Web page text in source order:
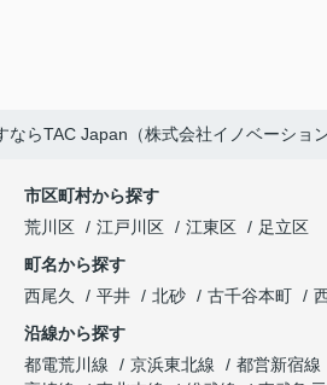
らTAC Japan（株式会社イノベーション
市区町村から探す
荒川区
江戸川区 江東区
足立区
町名から探す
西尾久
平井 北砂 古千谷本町
沿線から探す
都電荒川線
京浜東北線 都営新宿線